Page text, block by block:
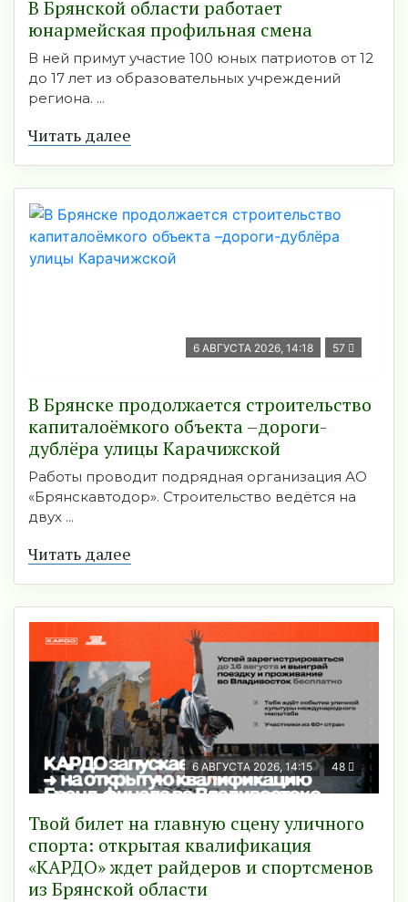
В Брянской области работает
юнармейская профильная смена
В ней примут участие 100 юных патриотов от 12
до 17 лет из образовательных учреждений
региона. ...
Читать далее
6 АВГУСТА 2026, 14:18 57
В Брянске продолжается строительство
капиталоёмкого объекта –дороги-
дублёра улицы Карачижской
Работы проводит подрядная организация АО
«Брянскавтодор». Строительство ведётся на
двух ...
Читать далее
6 АВГУСТА 2026, 14:15 48
Твой билет на главную сцену уличного
спорта: открытая квалификация
«КАРДО» ждет райдеров и спортсменов
из Брянской области